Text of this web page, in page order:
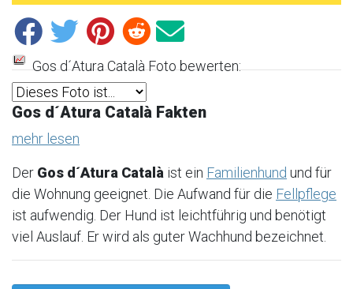
Gos d´Atura Català Foto bewerten:
Gos d´Atura Català Fakten
mehr lesen
Der Gos d´Atura Català ist ein Familienhund und für
die Wohnung geeignet. Die Aufwand für die Fellpflege
ist aufwendig. Der Hund ist leichtführig und benötigt
viel Auslauf. Er wird als guter Wachhund bezeichnet.